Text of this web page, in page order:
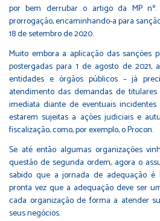
por bem derrubar o artigo da MP
prorrogação, encaminhando-a para
18 de setembro de 2020.
Muito embora a aplicação das sanções
postergadas para 1 de agosto de 2021,
entidades e órgãos públicos – já
atendimento das demandas de
imediata diante de eventuais
estarem sujeitas a ações judiciais e
fiscalização, como, por exemplo, o Procon.
Se até então algumas organizações
questão de segunda ordem, agora o
sabido que a jornada de adequação é
pronta vez que a adequação deve ser
cada organização de forma a atender
seus negócios.